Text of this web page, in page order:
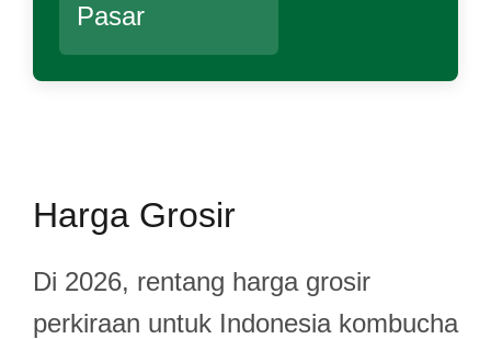
Pasar
Harga Grosir
Di 2026, rentang harga grosir
perkiraan untuk Indonesia kombucha